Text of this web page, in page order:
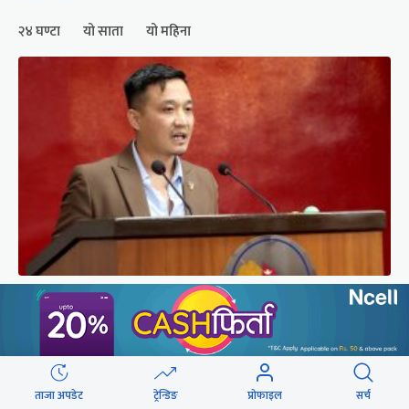
२४ घण्टा यो साता यो महिना
संसद्को रोष्ट्रमबाटै गृहमन्त्रीले दिए प्रश्न नगर्न चेतावनी
ताजा अपडेट ट्रेन्डिङ प्रोफाइल सर्च